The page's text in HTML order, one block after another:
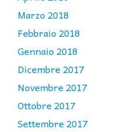
Marzo 2018
Febbraio 2018
Gennaio 2018
Dicembre 2017
Novembre 2017
Ottobre 2017
Settembre 2017